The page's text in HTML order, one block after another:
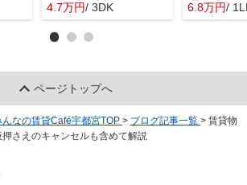
4.7万円/ 3DK
6.8万円/
ページトップへ
んなの賃貸Café宇都宮TOP > ブログ記事一覧 > 賃貸物
さえのキャンセルも含めて解説